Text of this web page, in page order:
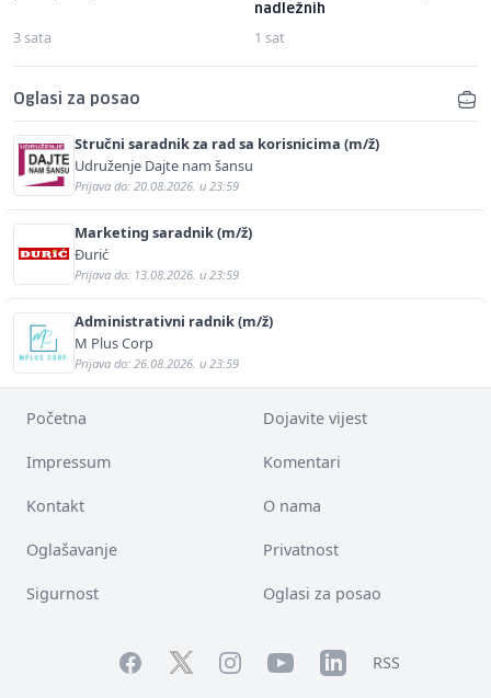
3 sata
nadležnih
1 sat
Oglasi za posao
Stručni saradnik za rad sa korisnicima (m/ž)
Udruženje Dajte nam šansu
Prijava do: 20.08.2026. u 23:59
Marketing saradnik (m/ž)
Đurić
Prijava do: 13.08.2026. u 23:59
Administrativni radnik (m/ž)
M Plus Corp
Prijava do: 26.08.2026. u 23:59
Početna Dojavite vijest
Impressum Komentari
Kontakt O nama
Oglašavanje Privatnost
Sigurnost Oglasi za posao
FacebookTwitterInstagramYouTubeLinkedInRSS